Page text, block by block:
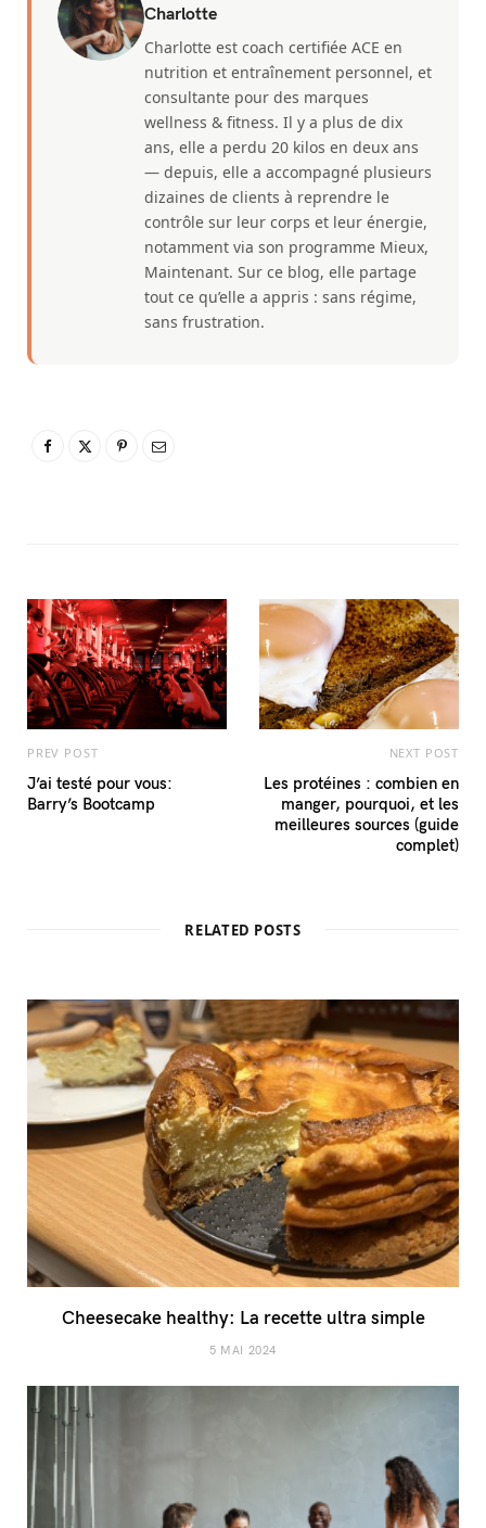
Charlotte
Charlotte est coach certifiée ACE en
nutrition et entraînement personnel, et
consultante pour des marques
wellness & fitness. Il y a plus de dix
ans, elle a perdu 20 kilos en deux ans
— depuis, elle a accompagné plusieurs
dizaines de clients à reprendre le
contrôle sur leur corps et leur énergie,
notamment via son programme Mieux,
Maintenant. Sur ce blog, elle partage
tout ce qu’elle a appris : sans régime,
sans frustration.
PREV POST
J’ai testé pour vous:
Barry’s Bootcamp
NEXT POST
Les protéines : combien en
manger, pourquoi, et les
meilleures sources (guide
complet)
RELATED POSTS
Cheesecake healthy: La recette ultra simple
5 MAI 2024